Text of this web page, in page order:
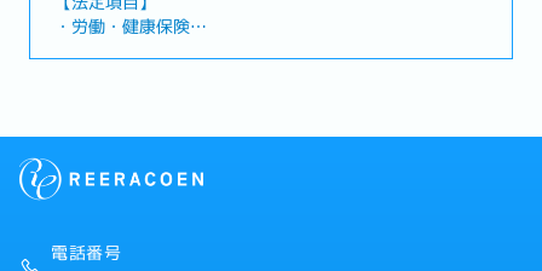
・Job Change制度
涯価値）の向上を目指すマーケティング戦略および施策
の企画・実行を行います。また、台湾市場のトレンドや
クライアント企業の変化を常に観察し、長期的な視点で
て、商品のリピート促進に関するマーケティング提案を
実施・クライアントのCRM領域のコンサルタントとし
て、消費者行動データを分析し、改善策を提案・DM、メ
センターなどと連携し、社内外の調整を担当
・労働・健康保険
【会社独自の福利厚生】
・年2回の賞与支給（個人の評価および会社業績により
・人事評価に基づく昇給制度：年2回
電話番号